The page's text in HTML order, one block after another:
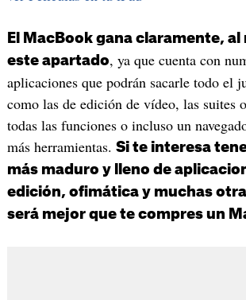
El MacBook gana claramente, al
este apartado, ya que cuenta con
aplicaciones que podrán sacarle todo el
como las de edición de vídeo, las suites
todas las funciones o incluso un
más herramientas. Si te interesa
más maduro y lleno de
edición, ofimática y muchas
será mejor que te compres un